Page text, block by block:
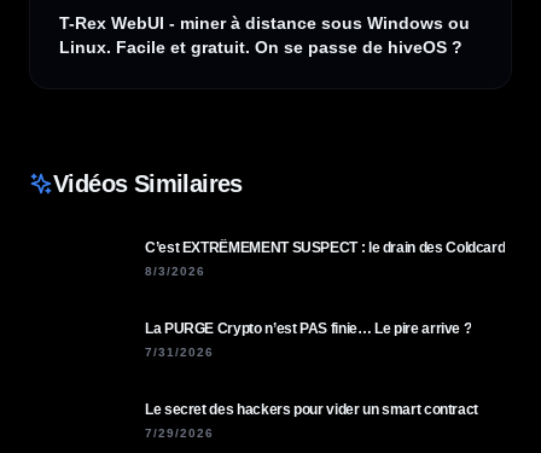
T-Rex WebUI - miner à distance sous Windows ou
Linux. Facile et gratuit. On se passe de hiveOS ?
Vidéos Similaires
C’est EXTRÊMEMENT SUSPECT : le drain des Coldcard
8/3/2026
La PURGE Crypto n’est PAS finie… Le pire arrive ?
7/31/2026
Le secret des hackers pour vider un smart contract
7/29/2026